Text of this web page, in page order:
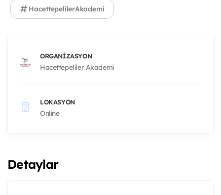
HacettepelilerAkademi
ORGANIZASYON
Hacettepeliler Akademi
LOKASYON
Online
Detaylar